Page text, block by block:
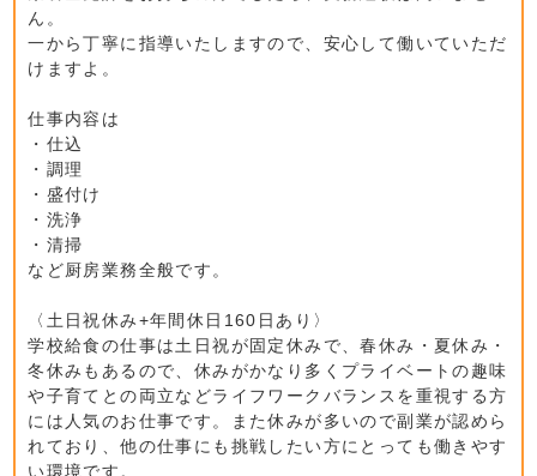
ん。
一から丁寧に指導いたしますので、安心して働いていただ
けますよ。
仕事内容は
・仕込
・調理
・盛付け
・洗浄
・清掃
など厨房業務全般です。
〈土日祝休み+年間休日160日あり〉
学校給食の仕事は土日祝が固定休みで、春休み・夏休み・
冬休みもあるので、休みがかなり多くプライベートの趣味
や子育てとの両立などライフワークバランスを重視する方
には人気のお仕事です。また休みが多いので副業が認めら
れており、他の仕事にも挑戦したい方にとっても働きやす
い環境です。